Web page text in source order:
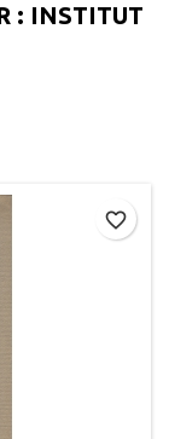
: INSTITUT
favorite_border